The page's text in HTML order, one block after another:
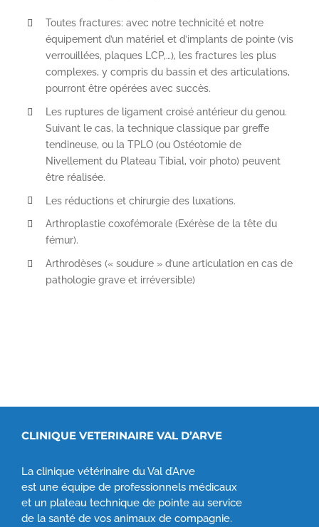
Toutes fractures: avec notre technicité et notre
équipement d’un matériel et d’implants de pointe (vis
verrouillées, plaques LCP,…), les fractures les plus
complexes, y compris du bassin et des articulations,
pourront être opérées avec succès.
Les ruptures de ligament croisé antérieur du genou.
Suivant le cas, la technique classique par greffe
tendineuse, ou la TPLO (ou Ostéotomie de
Nivellement du Plateau Tibial, voir photo) peuvent
être réalisée.
Les réductions et chirurgie des luxations.
Arthroplastie coxofémorale (Exérèse de la tête du
fémur).
Arthrodèses (« soudure » d’une articulation en cas de
pathologie grave et irréversible)
CLINIQUE VETERINAIRE VAL D’ARVE
La clinique vétérinaire du Val d’Arve
est une équipe de professionnels médicaux
et un plateau technique de pointe au service
de la santé de vos animaux de compagnie.